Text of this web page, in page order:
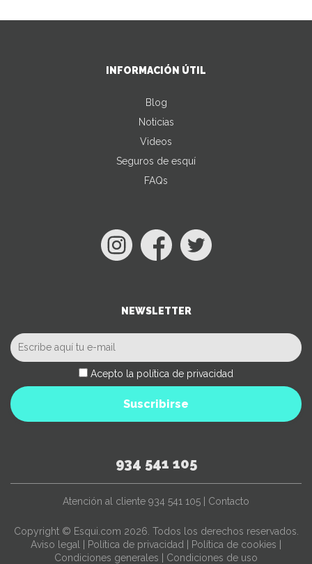
INFORMACIÓN ÚTIL
Blog
Noticias
Videos
Seguros de esquí
FAQs
NEWSLETTER
Acepto la política de privacidad
Suscribirse
934 541 105
Atención al cliente 934 541 105 Contacto
Copyright © Esqui.com 2026. Todos los derechos reservados.
Aviso legal
Política de privacidad Política de cookies
Condiciones generales
Condiciones de uso